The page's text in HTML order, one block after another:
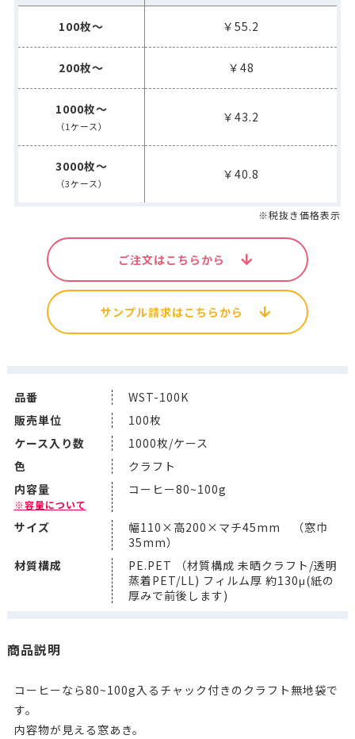
100枚～ ￥55.2
200枚～ ￥48
1000枚～
（1ケース）
￥43.2
3000枚～
（3ケース）
￥40.8
※税抜き価格表示
ご注文はこちらから
サンプル請求はこちらから
品番
WST-100K
販売単位
100枚
ケース入り数
1000枚/ケース
色
クラフト
内容量
※容量について
コーヒー80~100g
サイズ
幅110×高200×マチ45mm （窓巾
35mm）
材質構成
PE.PET （材質構成 未晒クラフト/透明
蒸着PET/LL) フィルム厚 約130μ(紙の
厚みで前後します)
商品説明
コーヒーなら80~100g入るチャック付きのクラフト無地袋で
す。
内容物が見える窓あき。